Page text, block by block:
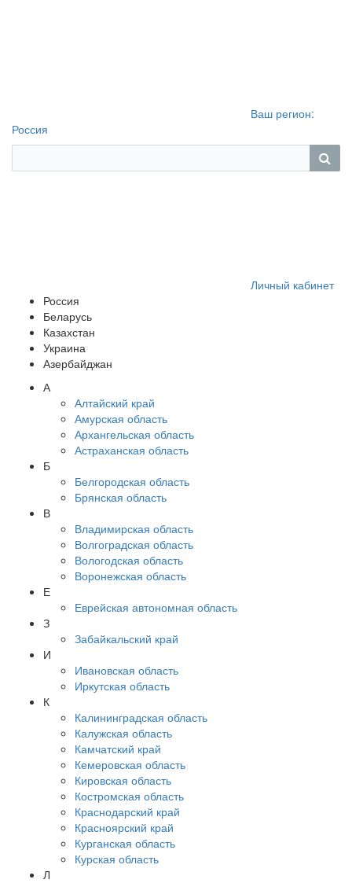
Ваш регион:
Россия
Личный кабинет
Россия
Беларусь
Казахстан
Украина
Азербайджан
А
Алтайский край
Амурская область
Архангельская область
Астраханская область
Б
Белгородская область
Брянская область
В
Владимирская область
Волгоградская область
Вологодская область
Воронежская область
Е
Еврейская автономная область
З
Забайкальский край
И
Ивановская область
Иркутская область
К
Калининградская область
Калужская область
Камчатский край
Кемеровская область
Кировская область
Костромская область
Краснодарский край
Красноярский край
Курганская область
Курская область
Л